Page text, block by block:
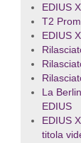
EDIUS
T2
EDIUS
La
EDIUS
EDIUS
titola